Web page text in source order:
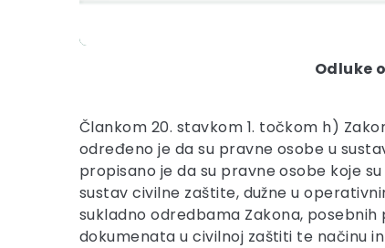
Odluke
Člankom 20. stavkom 1. točkom h)
određeno je da su pravne osobe u
propisano je da su pravne osobe koje
sustav civilne zaštite, dužne u
sukladno odredbama Zakona,
dokumenata u civilnoj zaštiti te načinu